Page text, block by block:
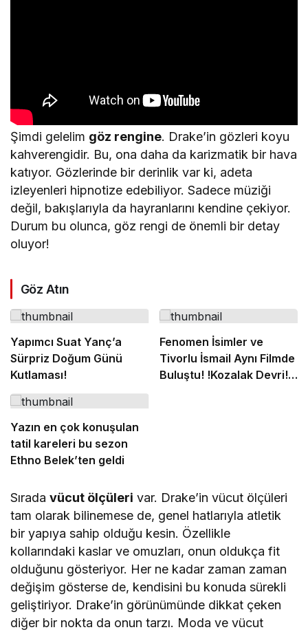
Şimdi gelelim göz rengine. Drake’in gözleri koyu
kahverengidir. Bu, ona daha da karizmatik bir hava
katıyor. Gözlerinde bir derinlik var ki, adeta
izleyenleri hipnotize edebiliyor. Sadece müziği
değil, bakışlarıyla da hayranlarını kendine çekiyor.
Durum bu olunca, göz rengi de önemli bir detay
oluyor!
Göz Atın
Yapımcı Suat Yanç’a
Sürpriz Doğum Günü
Kutlaması!
Fenomen İsimler ve
Tivorlu İsmail Aynı Filmde
Buluştu! !Kozalak Devri! 7
Yazın en çok konuşulan
tatil kareleri bu sezon
Ethno Belek’ten geldi
Sıradavücut ölçüleri var. Drake’in vücut ölçüleri
tam olarak bilinemese de, genel hatlarıyla atletik
bir yapıya sahip olduğu kesin. Özellikle
kollarındaki kaslar ve omuzları, onun oldukça fit
olduğunu gösteriyor. Her ne kadar zaman zaman
değişim gösterse de, kendisini bu konuda sürekli
geliştiriyor. Drake’in görünümünde dikkat çeken
diğer bir nokta da onun tarzı. Moda ve vücut